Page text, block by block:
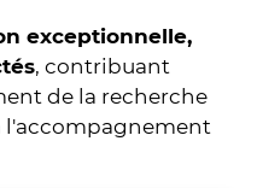
exceptionnelle,
, contribuant
de la recherche
l'accompagnement